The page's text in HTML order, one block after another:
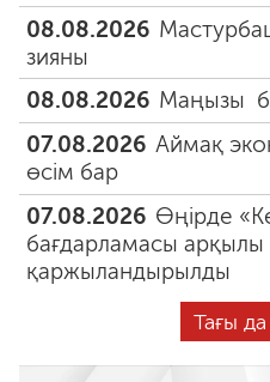
08.08.2026
зияны
08.08.2026 Маңызы
07.08.2026 Аймақ
өсім бар
07.08.2026 Өңірде
бағдарламасы
қаржыландырылды
Тағы